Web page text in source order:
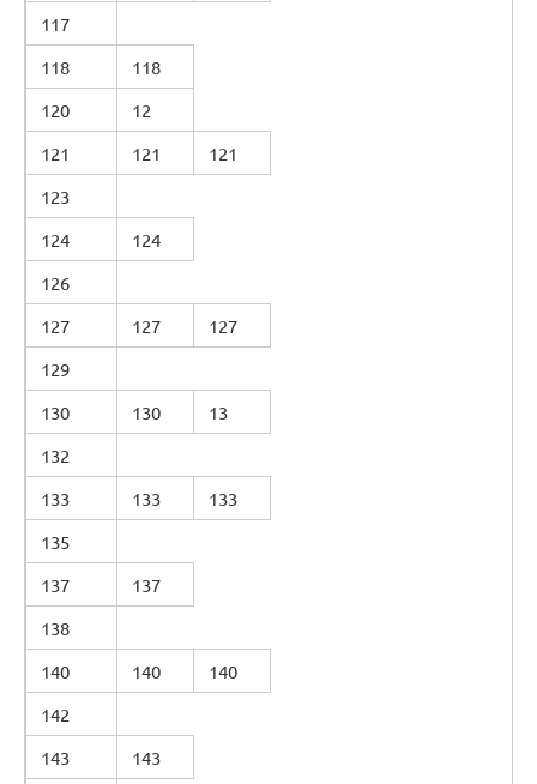
117
118
118
120
12
121
121
121
123
124
124
126
127
127
127
129
130
130
13
132
133
133
133
135
137
137
138
140
140
140
142
143
143